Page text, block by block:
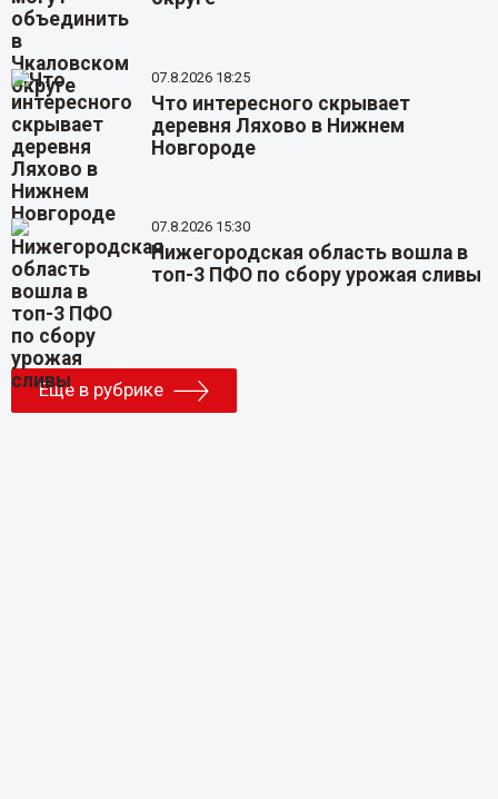
07.8.2026 18:25
Что интересного скрывает
деревня Ляхово в Нижнем
Новгороде
07.8.2026 15:30
Нижегородская область вошла в
топ-3 ПФО по сбору урожая сливы
Еще в рубрике